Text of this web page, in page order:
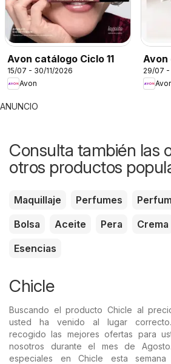
Avon catálogo Ciclo 11
15/07 - 30/11/2026
Avon
Avon
29/07 -
ANUNCIO
Consulta también las
otros productos
Maquillaje Perfumes
Bolsa
Aceite Pera Crema
Esencias
Chicle
Buscando el producto Chicle al
usted ha venido al lugar
recogido las mejores ofertas para
nosotros durante el mes de
especiales en Chicle esta